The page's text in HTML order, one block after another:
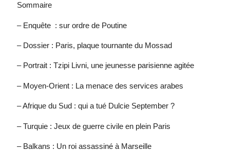
Sommaire
– Enquête : sur ordre de Poutine
– Dossier : Paris, plaque tournante du Mossad
– Portrait : Tzipi Livni, une jeunesse parisienne agitée
– Moyen-Orient : La menace des services arabes
– Afrique du Sud : qui a tué Dulcie September ?
– Turquie : Jeux de guerre civile en plein Paris
– Balkans : Un roi assassiné à Marseille